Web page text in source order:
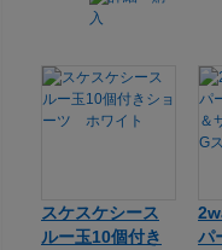
スケスケシース
ルー玉10個付き
パ